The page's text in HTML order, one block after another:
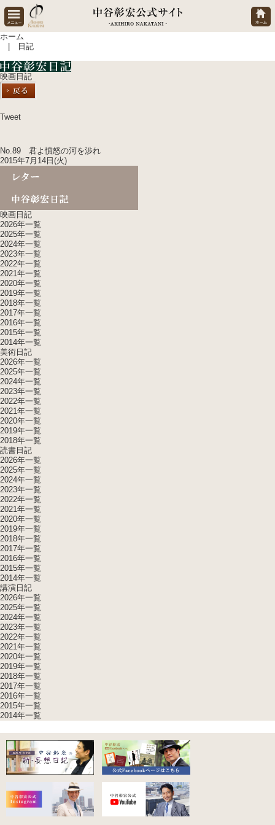
ホーム
| 日記
映画日記
Tweet
No.89 君よ憤怒の河を渉れ
2015年7月14日(火)
映画日記
2026年一覧
2025年一覧
2024年一覧
2023年一覧
2022年一覧
2021年一覧
2020年一覧
2019年一覧
2018年一覧
2017年一覧
2016年一覧
2015年一覧
2014年一覧
美術日記
2026年一覧
2025年一覧
2024年一覧
2023年一覧
2022年一覧
2021年一覧
2020年一覧
2019年一覧
2018年一覧
読書日記
2026年一覧
2025年一覧
2024年一覧
2023年一覧
2022年一覧
2021年一覧
2020年一覧
2019年一覧
2018年一覧
2017年一覧
2016年一覧
2015年一覧
2014年一覧
講演日記
2026年一覧
2025年一覧
2024年一覧
2023年一覧
2022年一覧
2021年一覧
2020年一覧
2019年一覧
2018年一覧
2017年一覧
2016年一覧
2015年一覧
2014年一覧